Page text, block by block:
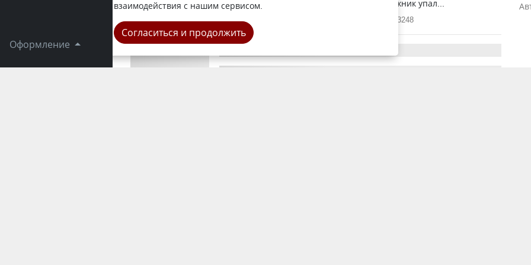
Оформление
Посетители базы отдыха заметили, что лыжник упал...
Происшествия 3248
взаимодействия с нашим сервисом.
Согласиться и продолжить